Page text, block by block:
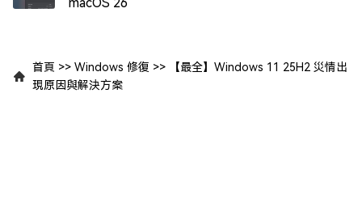
首頁 >> Windows 修復 >>
【最全】Windows 11 25H2 災情出
現原因與解決方案